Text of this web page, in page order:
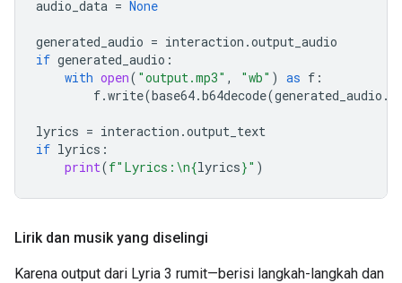
audio_data = None
generated_audio = interaction .output_audio
if generated_audio :
with open( "output.mp3" , "wb" ) as f :
f.write(base64.b64decode(generated_audio .
lyrics = interaction .output_text
if lyrics :
print(f"Lyrics: \n{lyrics}" )
Lirik dan musik yang diselingi
Karena output dari Lyria 3 rumit—berisi langkah-langkah dan